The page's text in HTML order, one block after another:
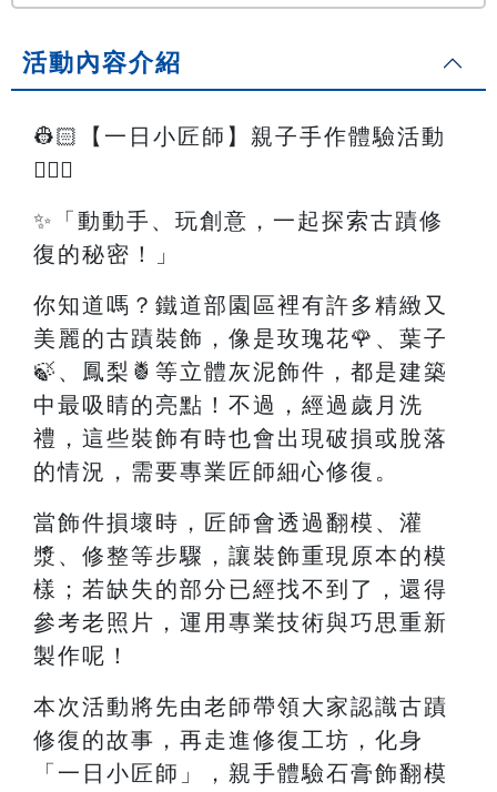
活動內容介紹
👷🏻【一日小匠師】親子手作體驗活動
👷🏻‍♀️
✨「動動手、玩創意，一起探索古蹟修
復的秘密！」
你知道嗎？鐵道部園區裡有許多精緻又
美麗的古蹟裝飾，像是玫瑰花🌹、葉子
🍃、鳳梨🍍等立體灰泥飾件，都是建築
中最吸睛的亮點！不過，經過歲月洗
禮，這些裝飾有時也會出現破損或脫落
的情況，需要專業匠師細心修復。
當飾件損壞時，匠師會透過翻模、灌
漿、修整等步驟，讓裝飾重現原本的模
樣；若缺失的部分已經找不到了，還得
參考老照片，運用專業技術與巧思重新
製作呢！
本次活動將先由老師帶領大家認識古蹟
修復的故事，再走進修復工坊，化身
「一日小匠師」，親手體驗石膏飾翻模